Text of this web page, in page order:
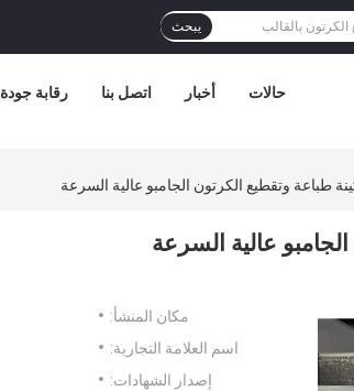
يبحث
رقابة جودة اتصل بنا أخبار حالات
طباعة وتقطيع الكرتون الجامبو عالية السرعة
عالية السرعة
مكان المنشأ:
اسم العلامة التجارية:
إصدار الشهادات: